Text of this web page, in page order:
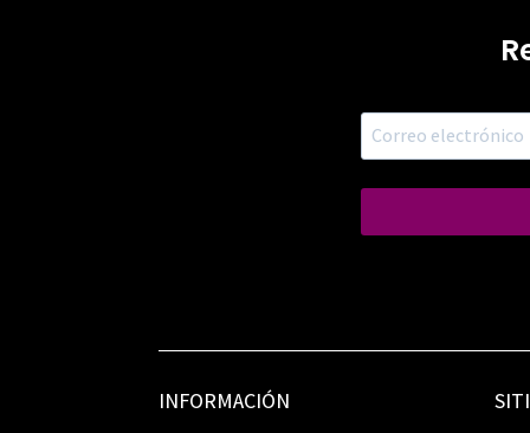
INFORMACIÓN